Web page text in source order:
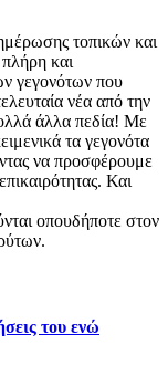
τοπικών και
και
γεγονότων που
νέα από την
άλλα πεδία! Με
τα γεγονότα
να προσφέρουμε
Και
οπουδήποτε στον
του ενώ